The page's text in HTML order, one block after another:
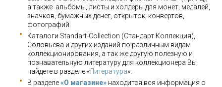
а также альбомы, листы и холдеры для монет, медалей,
значков, бумажных денег, открыток, конвертов,
фотографий.
Каталоги Standart-Collection (Стандарт Коллекция),
Соловьева и других изданий по различным видам
коллекционирования, а так же другую полезную и
познавательную литературу для коллекционера Вы
найдете в разделе «Литература».
В разделе«О магазине» находится вся информация о